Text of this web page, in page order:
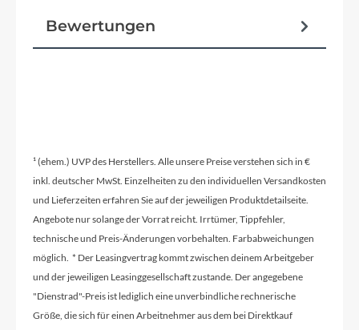
Bewertungen
¹ (ehem.) UVP des Herstellers. Alle unsere Preise verstehen sich in €
inkl. deutscher MwSt. Einzelheiten zu den individuellen Versandkosten
und Lieferzeiten erfahren Sie auf der jeweiligen Produktdetailseite.
Angebote nur solange der Vorrat reicht. Irrtümer, Tippfehler,
technische und Preis-Änderungen vorbehalten. Farbabweichungen
möglich. * Der Leasingvertrag kommt zwischen deinem Arbeitgeber
und der jeweiligen Leasinggesellschaft zustande. Der angegebene
"Dienstrad"-Preis ist lediglich eine unverbindliche rechnerische
Größe, die sich für einen Arbeitnehmer aus dem bei Direktkauf